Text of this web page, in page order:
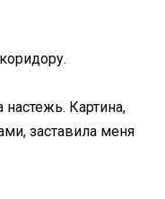
Картина,
заставила меня